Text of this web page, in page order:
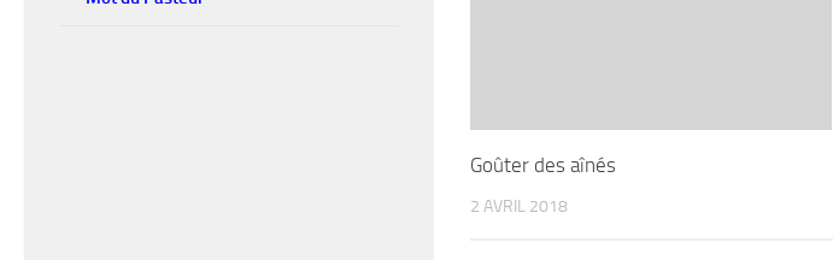
Goûter des aînés
2 AVRIL 2018